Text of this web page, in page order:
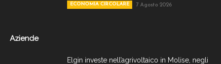
ECONOMIA CIRCOLARE 7 Agosto 2026
Aziende
Elgin investe nell’agrivoltaico in Molise, negli